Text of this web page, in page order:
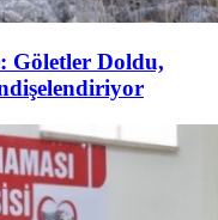
Göletler Doldu,